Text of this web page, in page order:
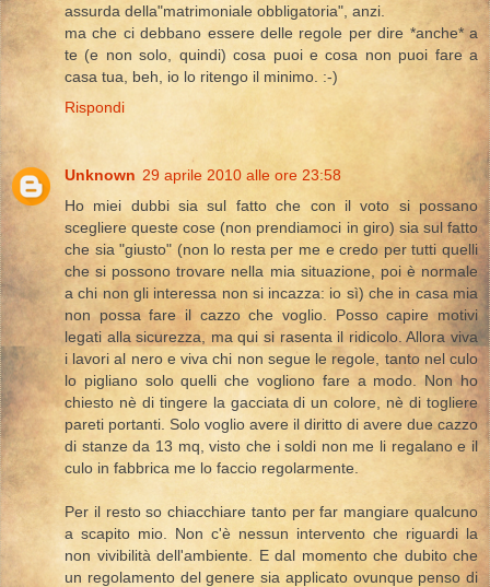
assurda della"matrimoniale obbligatoria", anzi.
ma che ci debbano essere delle regole per dire *anche* a
te (e non solo, quindi) cosa puoi e cosa non puoi fare a
casa tua, beh, io lo ritengo il minimo. :-)
Rispondi
Unknown 29 aprile 2010 alle ore 23:58
Ho miei dubbi sia sul fatto che con il voto si possano
scegliere queste cose (non prendiamoci in giro) sia sul fatto
che sia "giusto" (non lo resta per me e credo per tutti quelli
che si possono trovare nella mia situazione, poi è normale
a chi non gli interessa non si incazza: io sì) che in casa mia
non possa fare il cazzo che voglio. Posso capire motivi
legati alla sicurezza, ma qui si rasenta il ridicolo. Allora viva
i lavori al nero e viva chi non segue le regole, tanto nel culo
lo pigliano solo quelli che vogliono fare a modo. Non ho
chiesto nè di tingere la gacciata di un colore, nè di togliere
pareti portanti. Solo voglio avere il diritto di avere due cazzo
di stanze da 13 mq, visto che i soldi non me li regalano e il
culo in fabbrica me lo faccio regolarmente.
Per il resto so chiacchiare tanto per far mangiare qualcuno
a scapito mio. Non c'è nessun intervento che riguardi la
non vivibilità dell'ambiente. E dal momento che dubito che
un regolamento del genere sia applicato ovunque penso di